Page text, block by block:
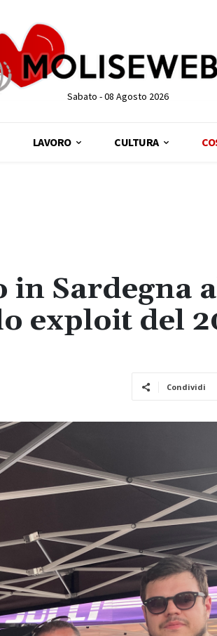
Sabato - 08 Agosto 2026
LAVORO CULTURA
in Sardegna
exploit del
Condividi